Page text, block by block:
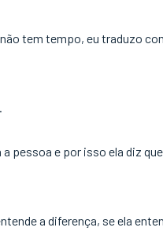
tem tempo, eu traduzo
pessoa e por isso ela diz
a diferença, se ela